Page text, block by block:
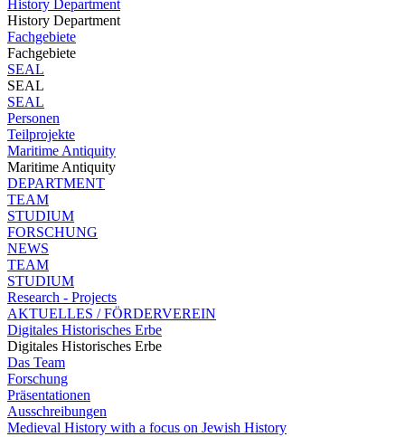
History Department
History Department
Fachgebiete
Fachgebiete
SEAL
SEAL
SEAL
Personen
Teilprojekte
Maritime Antiquity
Maritime Antiquity
DEPARTMENT
TEAM
STUDIUM
FORSCHUNG
NEWS
TEAM
STUDIUM
Research - Projects
AKTUELLES / FÖRDERVEREIN
Digitales Historisches Erbe
Digitales Historisches Erbe
Das Team
Forschung
Präsentationen
Ausschreibungen
Medieval History with a focus on Jewish History